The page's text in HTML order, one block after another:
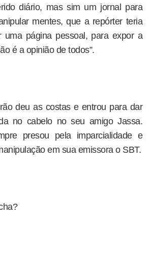
diário, mas sim um jornal para
mentes, que a repórter teria
uma página pessoal, para expor a
é a opinião de todos”.
deu as costas e entrou para dar
no cabelo no seu amigo Jassa.
presou pela imparcialidade e
em sua emissora o SBT.